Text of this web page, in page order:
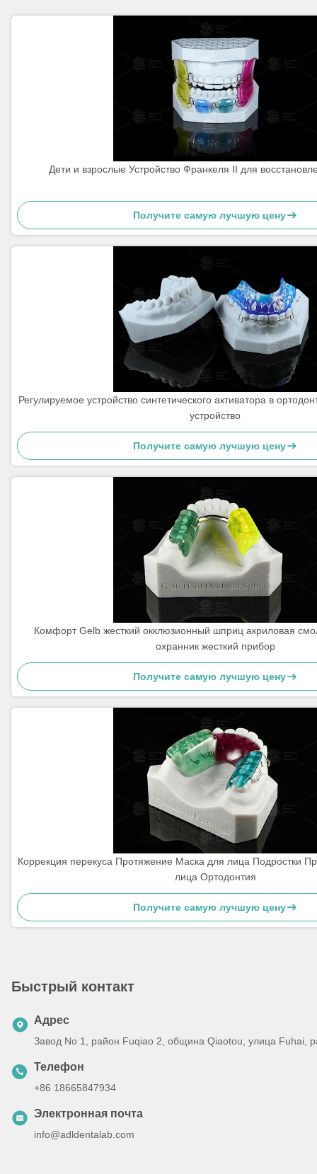
Дети и взрослые Устройство Франкеля II для
Получите самую лучшую цену
Регулируемое устройство синтетического активатора в
устройство
Получите самую лучшую цену
Комфорт Gelb жесткий окклюзионный шприц акриловая
охранник жесткий прибор
Получите самую лучшую цену
Коррекция перекуса Протяжение Маска для лица Подростки
лица Ортодонтия
Получите самую лучшую цену
Быстрый контакт
Адрес
Завод No 1, район Fuqiao 2, община Qiaotou, улица Fuhai,
Телефон
+86 18665847934
Электронная почта
info@adldentalab.com